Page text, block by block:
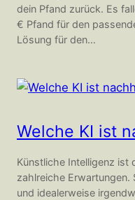
dein Pfand zurück. Es
€ Pfand für den
Lösung für den…
Welche KI ist
Künstliche Intelligenz ist
zahlreiche Erwartungen.
und idealerweise